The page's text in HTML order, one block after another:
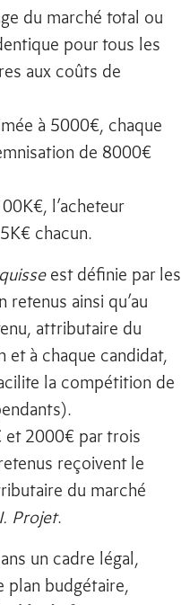
du marché total ou
pour tous les
aux coûts de
à 5000€, chaque
de 8000€
l’acheteur
chacun.
est définie par les
ainsi qu’au
attributaire du
et à chaque candidat,
la compétition de
2000€ par trois
reçoivent le
du marché
Projet.
un cadre légal,
plan budgétaire,